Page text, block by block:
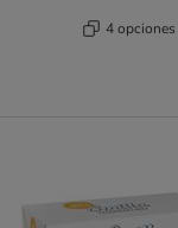
4 opciones